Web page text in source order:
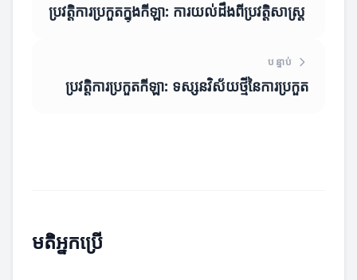
ប្រវត្តិការប្រកួតក្នុងកីឡា: ការយល់ដឹងពីប្រវត្តិសាស្ត្រ
បន្ទាប់
ប្រវត្តិការប្រកួតកីឡា: ទស្សនវិស័យថ្មីនៃការប្រកួត
មតិអ្នកប្រើ